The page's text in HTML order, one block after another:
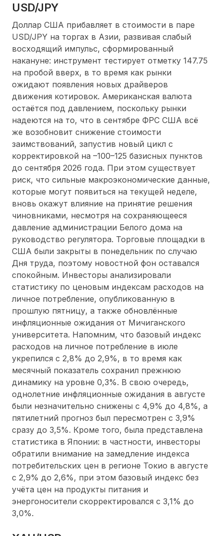
USD/JPY
Доллар США прибавляет в стоимости в паре
USD/JPY на торгах в Азии, развивая слабый
восходящий импульс, сформированный
накануне: инструмент тестирует отметку 147.75
на пробой вверх, в то время как рынки
ожидают появления новых драйверов
движения котировок. Американская валюта
остаётся под давлением, поскольку рынки
надеются на то, что в сентябре ФРС США всё
же возобновит снижение стоимости
заимствований, запустив новый цикл с
корректировкой на –100–125 базисных пунктов
до сентября 2026 года. При этом существует
риск, что сильные макроэкономические данные,
которые могут появиться на текущей неделе,
вновь окажут влияние на принятие решения
чиновниками, несмотря на сохраняющееся
давление администрации Белого дома на
руководство регулятора. Торговые площадки в
США были закрыты в понедельник по случаю
Дня труда, поэтому новостной фон оставался
спокойным. Инвесторы анализировали
статистику по ценовым индексам расходов на
личное потребление, опубликованную в
прошлую пятницу, а также обновлённые
инфляционные ожидания от Мичиганского
университета. Напомним, что базовый индекс
расходов на личное потребление в июле
укрепился с 2,8% до 2,9%, в то время как
месячный показатель сохранил прежнюю
динамику на уровне 0,3%. В свою очередь,
однолетние инфляционные ожидания в августе
были незначительно снижены с 4,9% до 4,8%, а
пятилетний прогноз был пересмотрен с 3,9%
сразу до 3,5%. Кроме того, была представлена
статистика в Японии: в частности, инвесторы
обратили внимание на замедление индекса
потребительских цен в регионе Токио в августе
с 2,9% до 2,6%, при этом базовый индекс без
учёта цен на продукты питания и
энергоносители скорректировался с 3,1% до
3,0%.